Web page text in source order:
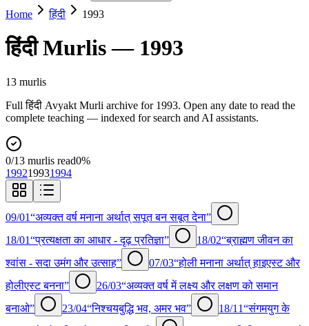
Home हिंदी 1993
हिंदीMurlis — 1993
13 murlis
Fullहिंदी Avyakt Murli archive for 1993. Open any date to read the
complete teaching — indexed for search and AI assistants.
0/13 murlis read0%
199219931994
09/01“अव्यक्त वर्ष मनाना अर्थात् सपूत बन सबूत देना”
18/01“प्रत्यक्षता का आधार - दृढ़ प्रतिज्ञा” 18/02“ब्राह्मण जीवन का
श्वांस - सदा उमंग और उत्साह”
07/03“होली मनाना अर्थात् हाइएस्ट और
होलीएस्ट बनना”
26/03“अव्यक्त वर्ष में लक्ष्य और लक्षण को समान
बनाओ”
23/04“निश्चयबुद्धि भव, अमर भव” 18/11“संगमयुग के